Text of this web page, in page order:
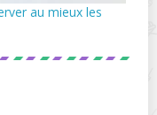
au mieux les